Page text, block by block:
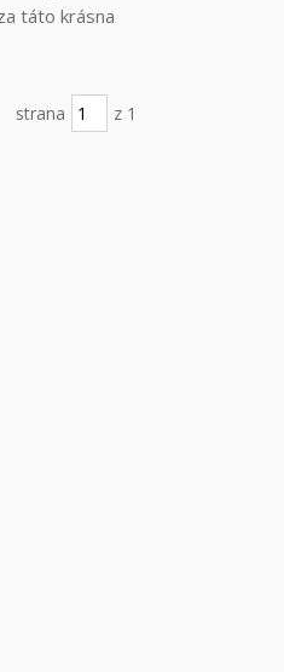
táto krásna
strana z 1